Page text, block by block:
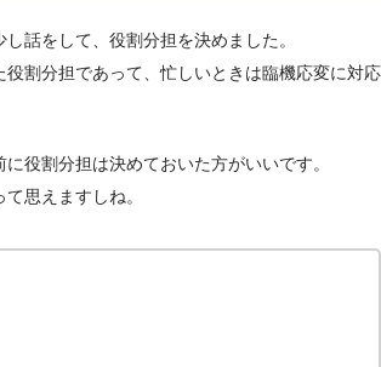
話をして、役割分担を決めました。
役割分担であって、忙しいときは臨機応変に対応
役割分担は決めておいた方がいいです。
思えますしね。